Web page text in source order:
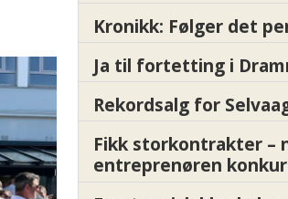
Kronikk: Følger det
Ja til fortetting i
Rekordsalg for
Fikk storkontrakter –
entreprenøren